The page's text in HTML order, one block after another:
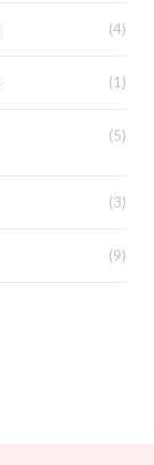
(4)
(1)
(5)
(3)
(9)